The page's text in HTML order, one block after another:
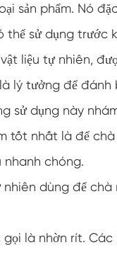
sản phẩm. Nó
thể sử dụng trước
liệu tự nhiên,
lý tưởng để
sử dụng này
tốt nhất là để
nhanh chóng.
dùng để
là nhờn rít.